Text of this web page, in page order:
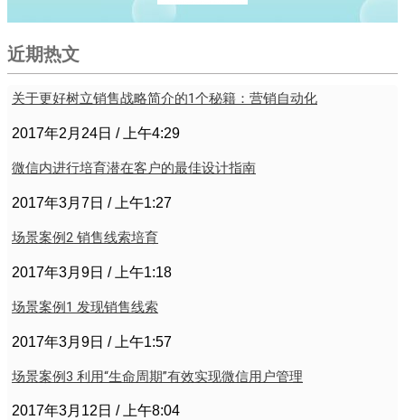
近期热文
关于更好树立销售战略简介的1个秘籍：营销自动化
2017年2月24日 上午4:29
微信内进行培育潜在客户的最佳设计指南
2017年3月7日 上午1:27
场景案例2 销售线索培育
2017年3月9日 上午1:18
场景案例1 发现销售线索
2017年3月9日 上午1:57
场景案例3 利用“生命周期”有效实现微信用户管理
2017年3月12日 上午8:04